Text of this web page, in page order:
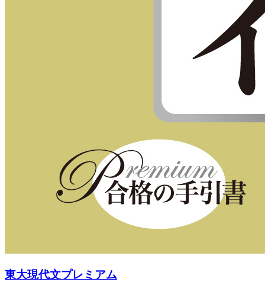
東大現代文プレミアム